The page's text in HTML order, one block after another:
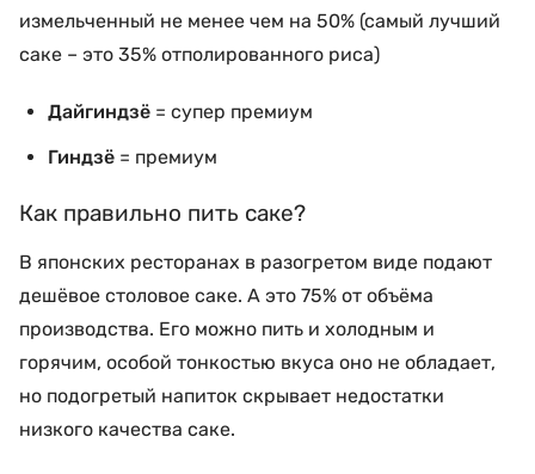
измельченный не менее чем на 50% (самый лучший
саке – это 35% отполированного риса)
Дайгиндзё = супер премиум
Гиндзё = премиум
Как правильно пить саке?
В японских ресторанах в разогретом виде подают
дешёвое столовое саке. А это 75% от объёма
производства. Его можно пить и холодным и
горячим, особой тонкостью вкуса оно не обладает,
но подогретый напиток скрывает недостатки
низкого качества саке.